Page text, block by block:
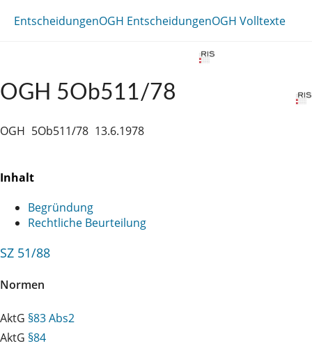
EntscheidungenOGH EntscheidungenOGH Volltexte
OGH 5Ob511/78
OGH 5Ob511/78 13.6.1978
Inhalt
Begründung
Rechtliche Beurteilung
SZ 51/88
Normen
AktG §83 Abs2
AktG §84